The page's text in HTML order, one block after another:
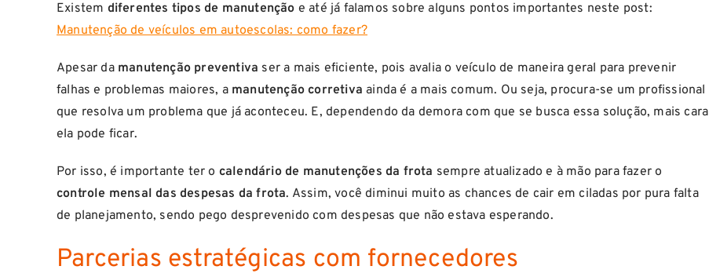
Existem diferentes tipos de manutenção e até já falamos sobre alguns pontos importantes neste post:
Manutenção de veículos em autoescolas: como fazer?
Apesar da manutenção preventiva ser a mais eficiente, pois avalia o veículo de maneira geral para prevenir
falhas e problemas maiores, a manutenção corretiva ainda é a mais comum. Ou seja, procura-se um profissional
que resolva um problema que já aconteceu. E, dependendo da demora com que se busca essa solução, mais cara
ela pode ficar.
Por isso, é importante ter o calendário de manutenções da frota sempre atualizado e à mão para fazer o
controle mensal das despesas da frota. Assim, você diminui muito as chances de cair em ciladas por pura falta
de planejamento, sendo pego desprevenido com despesas que não estava esperando.
Parcerias estratégicas com fornecedores